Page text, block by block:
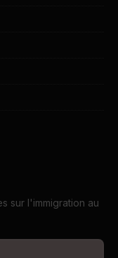
sur l'immigration au